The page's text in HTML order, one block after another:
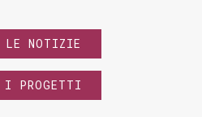
LE NOTIZIE
PROGETTI